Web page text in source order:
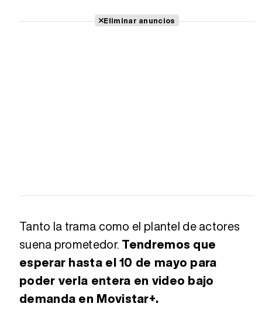
Eliminar anuncios
Tanto la trama como el plantel de actores
suena prometedor. Tendremos que
esperar hasta el 10 de mayo para
poder verla entera en video bajo
demanda en Movistar+.